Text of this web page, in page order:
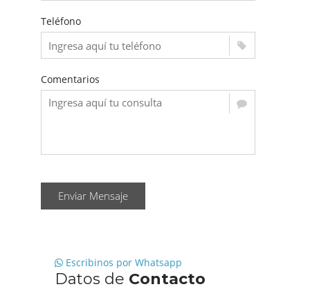
Teléfono
Comentarios
Enviar Mensaje
Escribinos por Whatsapp
Datos de Contacto